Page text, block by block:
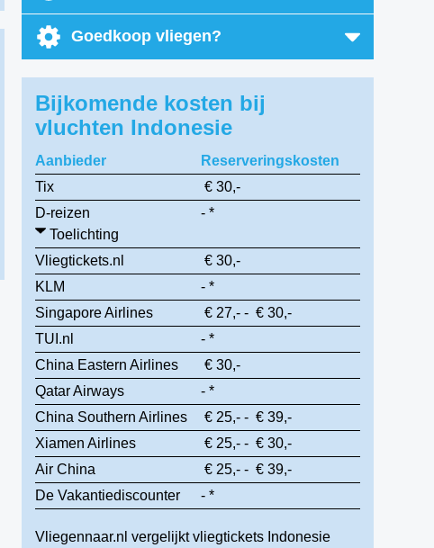
Goedkoop vliegen?
Bijkomende kosten bij
vluchten Indonesie
Aanbieder
Reserveringskosten
Tix
€ 30,-
D-reizen
- *
Toelichting
Vliegtickets.nl
€ 30,-
KLM
- *
Singapore Airlines
€ 27,- - € 30,-
TUI.nl
- *
China Eastern Airlines
€ 30,-
Qatar Airways
- *
China Southern Airlines
€ 25,- - € 39,-
Xiamen Airlines
€ 25,- - € 30,-
Air China
€ 25,- - € 39,-
De Vakantiediscounter
- *
Vliegennaar.nl vergelijkt vliegtickets Indonesie